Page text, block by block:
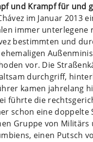
und Krampf für und
im Januar 2013
immer unterlegene
bestimmten und
vor. Die
durchgriff,
kamen jahrelang
führte die
schon eine doppelte
Gruppe von
einen Putsch